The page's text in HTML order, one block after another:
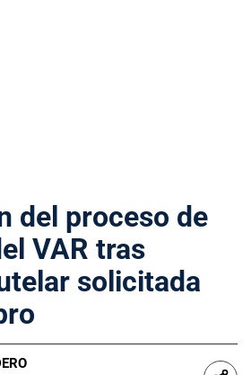
del proceso de
VAR tras
solicitada